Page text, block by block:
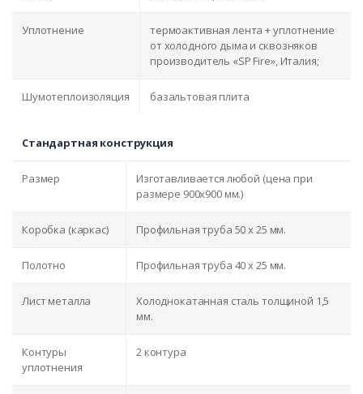
Уплотнение
термоактивная лента + уплотнение
от холодного дыма и сквозняков
производитель «SP Fire», Италия;
Шумотеплоизоляция базальтовая плита
Стандартная конструкция
Размер
Изготавливается любой (цена при
размере 900x900 мм.)
Коробка (каркас) Профильная труба 50 х 25 мм.
Полотно Профильная труба 40 х 25 мм.
Лист металла
Холоднокатанная сталь толщиной 1,5
мм.
Контуры
уплотнения
2 контура